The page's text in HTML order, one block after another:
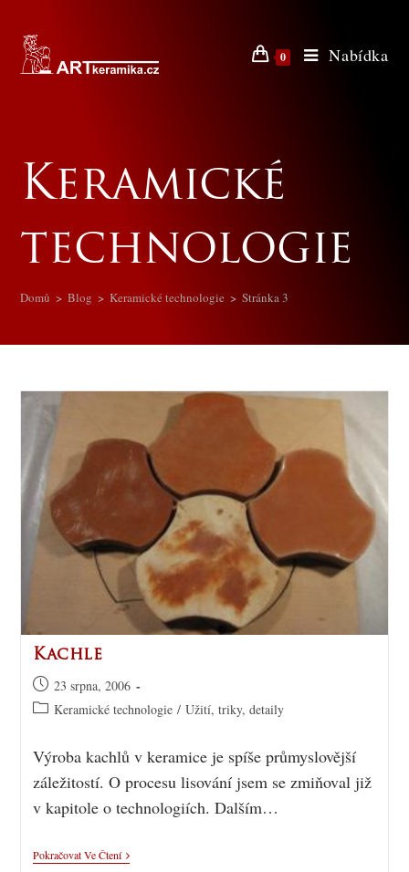
0 Nabídka
Keramické
technologie
Domů > Blog > Keramické technologie > Stránka 3
Kachle
23 srpna, 2006
Keramické technologie / Užití, triky, detaily
Výroba kachlů v keramice je spíše průmyslovější
záležitostí. O procesu lisování jsem se zmiňoval již
v kapitole o technologiích. Dalším…
Pokračovat Ve Čtení